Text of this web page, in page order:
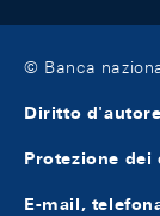
© Banca
Diritto d'autore
Protezione dei
E-mail,